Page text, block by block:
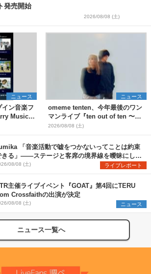
発売開始
2026/08/08 (土)
ニュース
ン音楽フ
Music
演者とし
ゆし58、
ニュース
omeme tenten、今年最後のワン
マンライブ『ten out of ten 〜
one man〜』を11月に開催決定
2026/08/08 (土)
「音楽活動で嘘をつかないってことは約束
きる」――ステージと客席の境界線を曖昧にし
、ツアーファイナル武道館公演レポート
08/08 (土) ライブレポート
主催ライブイベント『GOAT』第4回にTERU
Crossfaithの出演が決定
08/08 (土) ニュース
ニュース一覧へ